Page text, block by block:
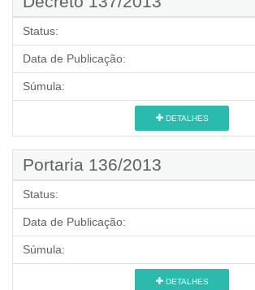
Status:
Data de Publicação:
Súmula:
DETALHES
Portaria 136/2013
Status:
Data de Publicação:
Súmula:
DETALHES